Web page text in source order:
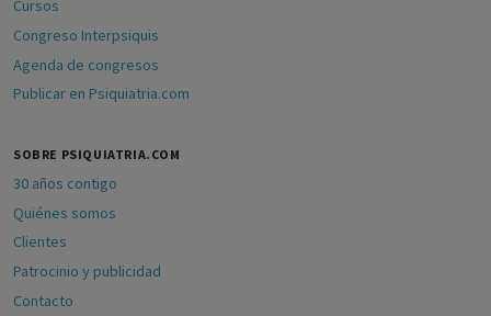
Cursos
Congreso Interpsiquis
Agenda de congresos
Publicar en Psiquiatria.com
SOBRE PSIQUIATRIA.COM
30 años contigo
Quiénes somos
Clientes
Patrocinio y publicidad
Contacto